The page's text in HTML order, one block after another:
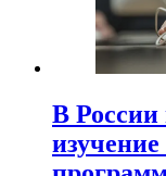
В России